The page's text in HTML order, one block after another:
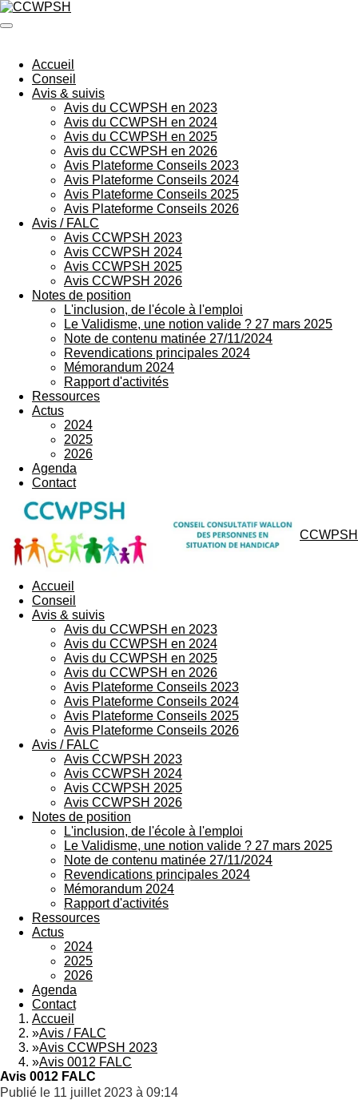
Passer
au
principal
Accueil
Conseil
Avis & suivis
Avis du CCWPSH en 2023
Avis du CCWPSH en 2024
Avis du CCWPSH en 2025
Avis du CCWPSH en 2026
Avis Plateforme Conseils 2023
Avis Plateforme Conseils 2024
Avis Plateforme Conseils 2025
Avis Plateforme Conseils 2026
Avis / FALC
Avis CCWPSH 2023
Avis CCWPSH 2024
Avis CCWPSH 2025
Avis CCWPSH 2026
Notes de position
L'inclusion, de l'école à l'emploi
Le Validisme, une notion valide ? 27 mars 2025
Note de contenu matinée 27/11/2024
Revendications principales 2024
Mémorandum 2024
Rapport d'activités
Ressources
Actus
2024
2025
2026
Agenda
Contact
CCWPSH
Accueil
Conseil
Avis & suivis
Avis du CCWPSH en 2023
Avis du CCWPSH en 2024
Avis du CCWPSH en 2025
Avis du CCWPSH en 2026
Avis Plateforme Conseils 2023
Avis Plateforme Conseils 2024
Avis Plateforme Conseils 2025
Avis Plateforme Conseils 2026
Avis / FALC
Avis CCWPSH 2023
Avis CCWPSH 2024
Avis CCWPSH 2025
Avis CCWPSH 2026
Notes de position
L'inclusion, de l'école à l'emploi
Le Validisme, une notion valide ? 27 mars 2025
Note de contenu matinée 27/11/2024
Revendications principales 2024
Mémorandum 2024
Rapport d'activités
Ressources
Actus
2024
2025
2026
Agenda
Contact
Accueil
»Avis / FALC
»Avis CCWPSH 2023
»Avis 0012 FALC
Avis 0012 FALC
Publié le 11 juillet 2023 à 09:14